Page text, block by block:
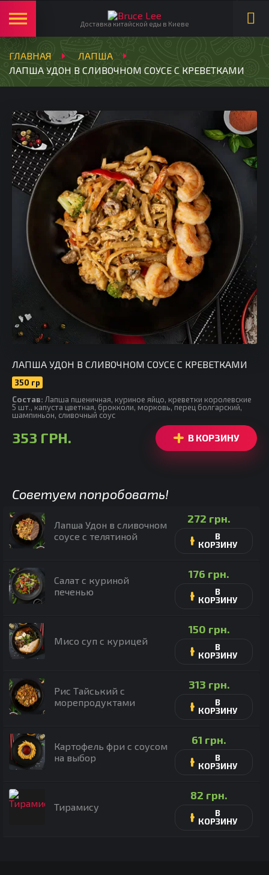
Ми в соцмережах:
Доставка китайской еды в Киеве
ГЛАВНАЯ
ЛАПША
ЛАПША УДОН В СЛИВОЧНОМ СОУСЕ С КРЕВЕТКАМИ
ЛАПША УДОН В СЛИВОЧНОМ СОУСЕ С КРЕВЕТКАМИ
350 гр
Cостав: Лапша пшеничная, куриное яйцо, креветки королевские
5 шт., капуста цветная, брокколи, морковь, перец болгарский,
шампиньон, сливочный соус
353 ГРН. В КОРЗИНУ
Советуем попробовать!
Лапша Удон в сливочном
соусе с телятиной
272 грн.
В
КОРЗИНУ
Салат с куриной
печенью
176 грн.
В
КОРЗИНУ
Мисо суп с курицей
150 грн.
В
КОРЗИНУ
Рис Тайський с
морепродуктами
313 грн.
В
КОРЗИНУ
Картофель фри с соусом
на выбор
61 грн.
В
КОРЗИНУ
Тирамису
82 грн.
В
КОРЗИНУ